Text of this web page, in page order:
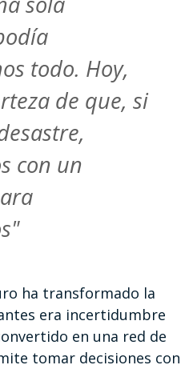
todo. Hoy,
de que, si
con un
ha transformado la
era incertidumbre
en una red de
tomar decisiones con